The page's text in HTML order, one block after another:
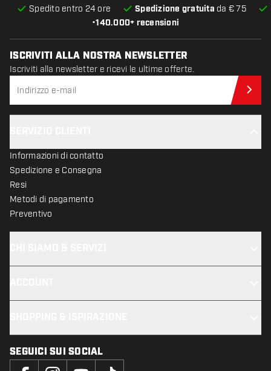
•140.000+ recensioni
Spedito entro 24 ore Spedizione gratuita da € 75
ISCRIVITI ALLA NOSTRA NEWSLETTER
Iscriviti alla newsletter e ricevi le ultime offerte.
Informazioni di contatto
Spedizione e Consegna
Resi
Metodi di pagamento
Preventivo
SEGUICI SUI SOCIAL